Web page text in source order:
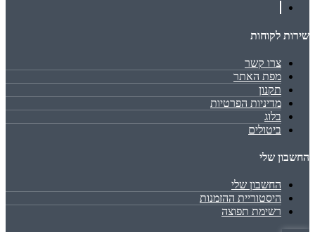
שירות לקוחות
צרו קשר
מפת האתר
תקנון
מדיניות הפרטיות
בלוג
ביטולים
החשבון שלי
החשבון שלי
היסטוריית ההזמנות
רשימת תפוצה